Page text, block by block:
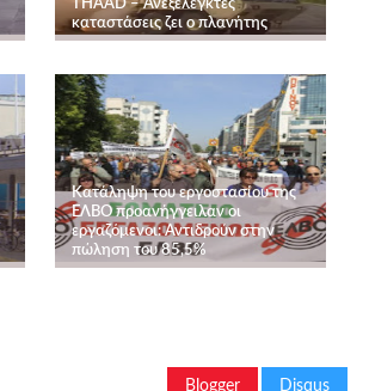
THAAD – Ανεξέλεγκτες
καταστάσεις ζει ο πλανήτης
Κατάληψη του εργοστασίου της
ΕΛΒΟ προανήγγειλαν οι
εργαζόμενοι: Αντιδρούν στην
πώληση του 85,5%
Blogger Disqus